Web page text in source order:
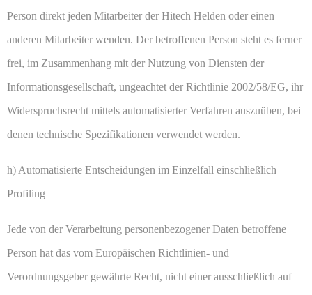
Person direkt jeden Mitarbeiter der Hitech Helden oder einen
anderen Mitarbeiter wenden. Der betroffenen Person steht es ferner
frei, im Zusammenhang mit der Nutzung von Diensten der
Informationsgesellschaft, ungeachtet der Richtlinie 2002/58/EG, ihr
Widerspruchsrecht mittels automatisierter Verfahren auszuüben, bei
denen technische Spezifikationen verwendet werden.
h) Automatisierte Entscheidungen im Einzelfall einschließlich
Profiling
Jede von der Verarbeitung personenbezogener Daten betroffene
Person hat das vom Europäischen Richtlinien- und
Verordnungsgeber gewährte Recht, nicht einer ausschließlich auf